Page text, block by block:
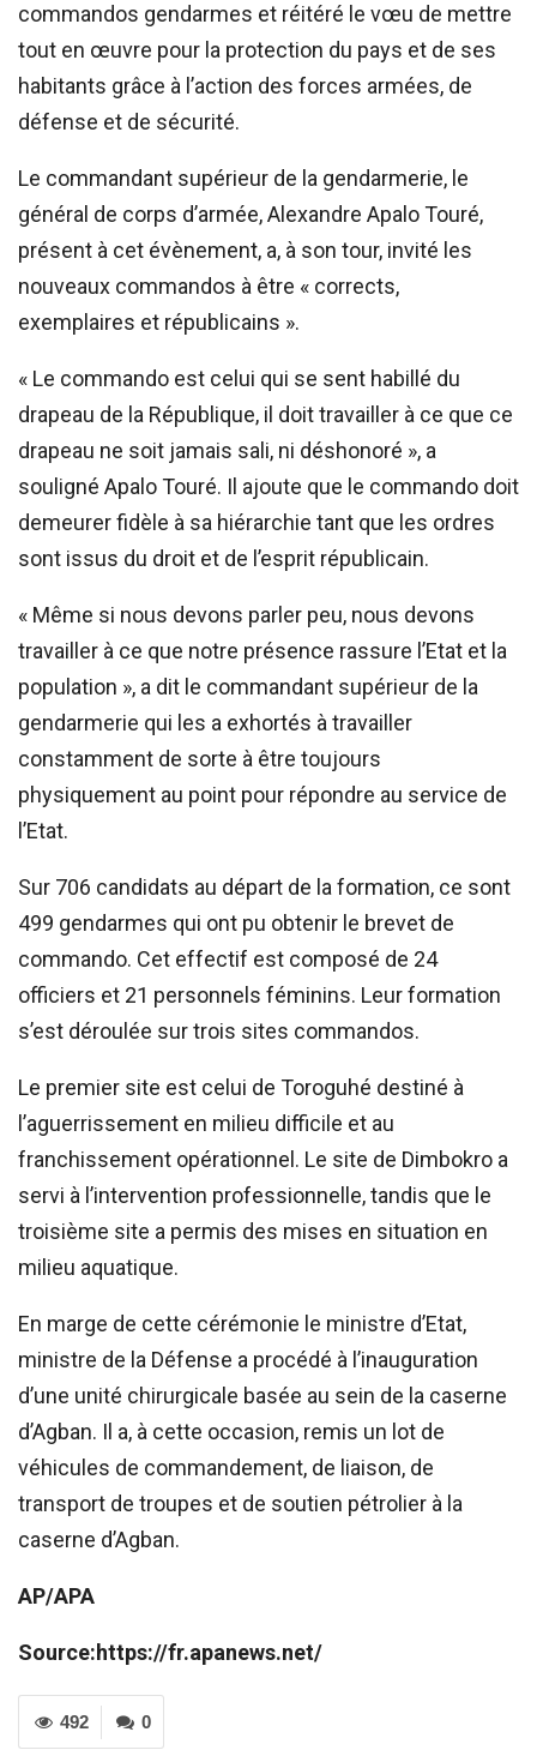
commandos gendarmes et réitéré le vœu de mettre
tout en œuvre pour la protection du pays et de ses
habitants grâce à l’action des forces armées, de
défense et de sécurité.
Le commandant supérieur de la gendarmerie, le
général de corps d’armée, Alexandre Apalo Touré,
présent à cet évènement, a, à son tour, invité les
nouveaux commandos à être « corrects,
exemplaires et républicains ».
« Le commando est celui qui se sent habillé du
drapeau de la République, il doit travailler à ce que ce
drapeau ne soit jamais sali, ni déshonoré », a
souligné Apalo Touré. Il ajoute que le commando doit
demeurer fidèle à sa hiérarchie tant que les ordres
sont issus du droit et de l’esprit républicain.
« Même si nous devons parler peu, nous devons
travailler à ce que notre présence rassure l’Etat et la
population », a dit le commandant supérieur de la
gendarmerie qui les a exhortés à travailler
constamment de sorte à être toujours
physiquement au point pour répondre au service de
l’Etat.
Sur 706 candidats au départ de la formation, ce sont
499 gendarmes qui ont pu obtenir le brevet de
commando. Cet effectif est composé de 24
officiers et 21 personnels féminins. Leur formation
s’est déroulée sur trois sites commandos.
Le premier site est celui de Toroguhé destiné à
l’aguerrissement en milieu difficile et au
franchissement opérationnel. Le site de Dimbokro a
servi à l’intervention professionnelle, tandis que le
troisième site a permis des mises en situation en
milieu aquatique.
En marge de cette cérémonie le ministre d’Etat,
ministre de la Défense a procédé à l’inauguration
d’une unité chirurgicale basée au sein de la caserne
d’Agban. Il a, à cette occasion, remis un lot de
véhicules de commandement, de liaison, de
transport de troupes et de soutien pétrolier à la
caserne d’Agban.
AP/APA
Source:https://fr.apanews.net/
0
492